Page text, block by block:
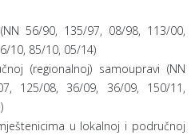
56/90, 135/97, 08/98, 113/00,
10, 85/10, 05/14)
(regionalnoj) samoupravi (NN
125/08, 36/09, 36/09, 150/11,
u lokalnoj i područnoj